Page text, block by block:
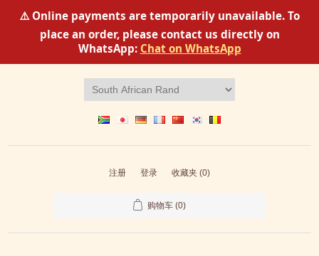
⚠️ Online payments are temporarily unavailable. To
place an order, please contact us directly on
WhatsApp: Chat on WhatsApp
注册 登录 收藏夹 (0)
购物车 (0)